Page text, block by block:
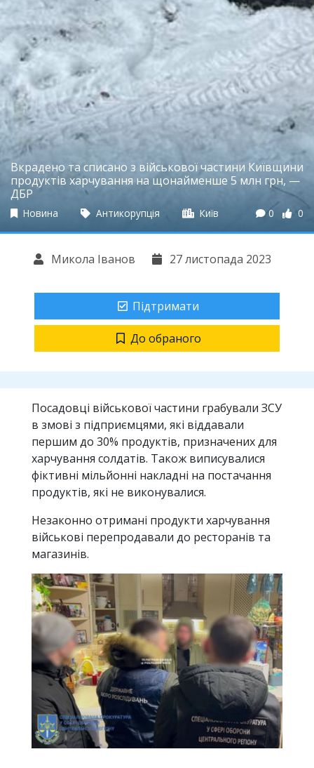
Вкрадено та списано з військової частини Київщини
продуктів харчування на щонайменше 5 млн грн, —
ДБР
Новина Антикорупція Київ 0 0
Микола Іванов 27 листопада 2023
Підтримати
До обраного
Посадовці військової частини грабували ЗСУ
в змові з підприємцями, які віддавали
першим до 30% продуктів, призначених для
харчування солдатів. Також виписувалися
фіктивні мільйонні накладні на постачання
продуктів, які не виконувалися.
Незаконно отримані продукти харчування
військові перепродавали до ресторанів та
магазинів.